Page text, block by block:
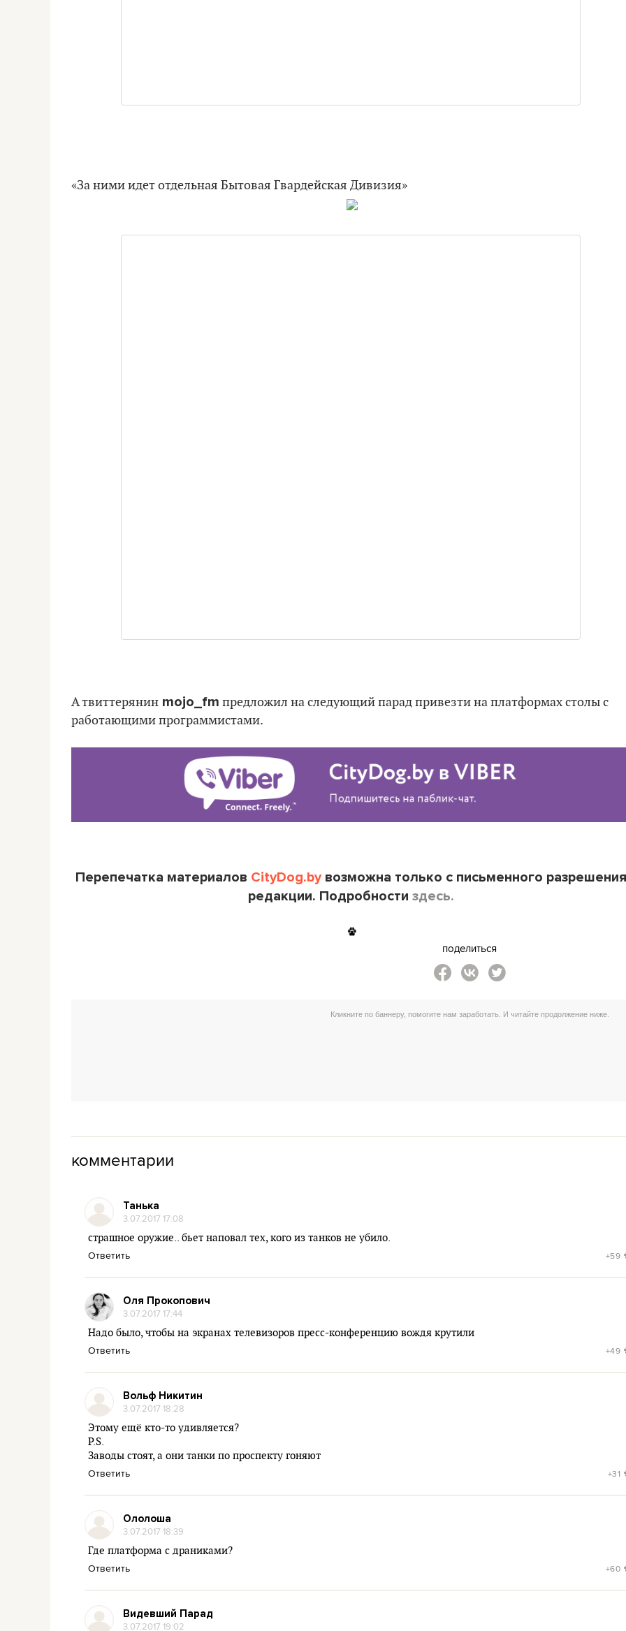
«За ними идет отдельная Бытовая Гвардейская Дивизия»
А твиттерянин mojo_fm предложил на следующий парад привезти на платформах столы с
работающими программистами.
Перепечатка материалов CityDog.byвозможна только с письменного разрешения
редакции. Подробности здесь.
поделиться
комментарии
Танька
3.07.2017 17:08
страшное оружие.. бьет наповал тех, кого из танков не убило.
Ответить +59
Оля Прокопович
3.07.2017 17:44
Надо было, чтобы на экранах телевизоров пресс-конференцию вождя крутили
Ответить +49
Вольф Никитин
3.07.2017 18:28
Этому ещё кто-то удивляется?
P.S.
Заводы стоят, а они танки по проспекту гоняют
Ответить +31
Ололоша
3.07.2017 18:39
Где платформа с драниками?
Ответить +60
Видевший Парад
3.07.2017 19:02